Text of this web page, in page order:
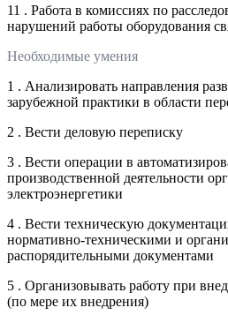
11 . Работа в комиссиях по
нарушений работы оборудования
Необходимые умения
1 . Анализировать направления
зарубежной практики в области
2 . Вести деловую переписку
3 . Вести операции в
производственной деятельности
электроэнергетики
4 . Вести техническую
нормативно-техническими и
распорядительными документами
5 . Организовывать работу при
(по мере их внедрения)